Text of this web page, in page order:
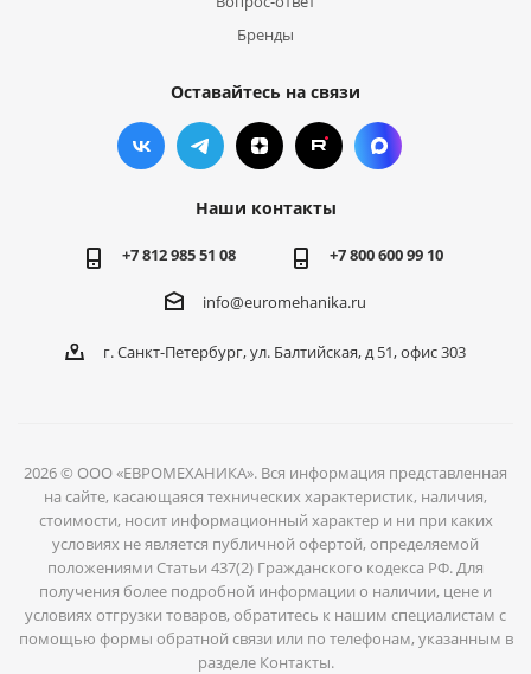
Бренды
Оставайтесь на связи
Наши контакты
+7 812 985 51 08 +7 800 600 99 10
info@euromehanika.ru
г. Санкт-Петербург, ул. Балтийская, д 51, офис 303
2026 © ООО «ЕВРОМЕХАНИКА». Вся информация представленная
на сайте, касающаяся технических характеристик, наличия,
стоимости, носит информационный характер и ни при каких
условиях не является публичной офертой, определяемой
положениями Статьи 437(2) Гражданского кодекса РФ. Для
получения более подробной информации о наличии, цене и
условиях отгрузки товаров, обратитесь к нашим специалистам с
помощью формы обратной связи или по телефонам, указанным в
разделе Контакты.